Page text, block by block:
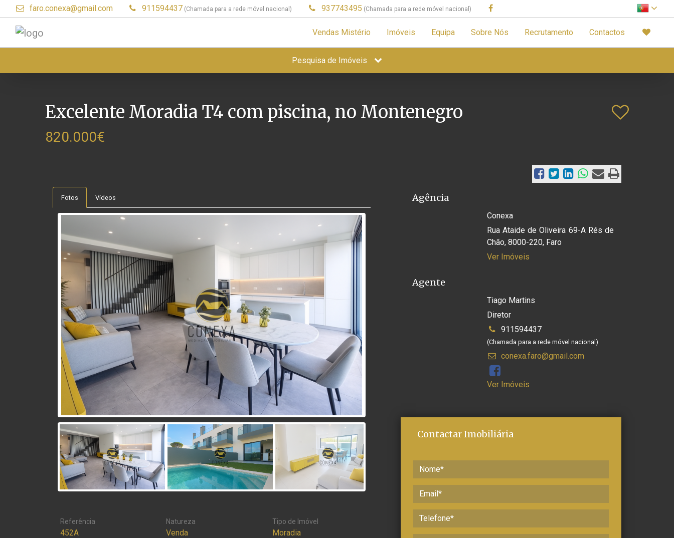
faro.conexa@gmail.com 911594437 (Chamada para a rede móvel nacional) 937743495 (Chamada para a rede móvel nacional)
Vendas Mistério Imóveis Equipa Sobre Nós Recrutamento Contactos
Pesquisa de Imóveis
Excelente Moradia T4 com piscina, no Montenegro
820.000€
Fotos Vídeos
Referência
452A
Natureza
Venda
Tipo de Imóvel
Moradia
Agência
Conexa
Rua Ataide de Oliveira 69-A Rés de
Chão, 8000-220, Faro
Ver Imóveis
Agente
Tiago Martins
Diretor
911594437
(Chamada para a rede móvel nacional)
conexa.faro@gmail.com
Ver Imóveis
Contactar Imobiliária